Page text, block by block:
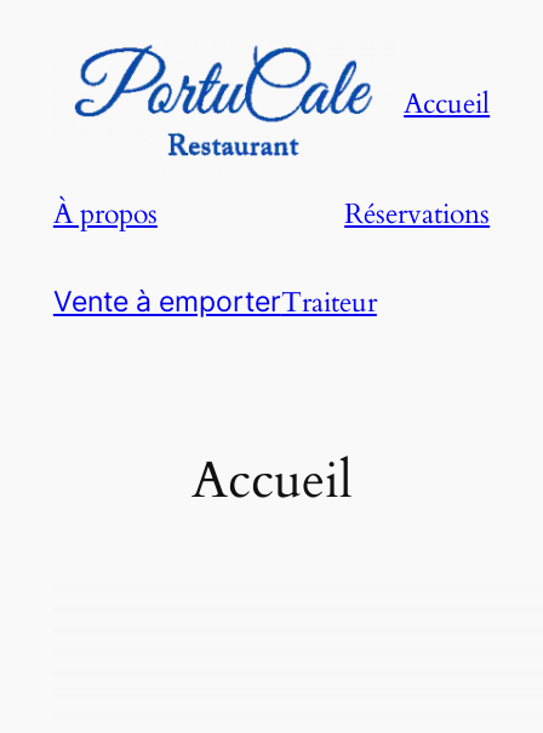
contenu
Accueil
À propos Réservations
Vente à emporterTraiteur
Accueil